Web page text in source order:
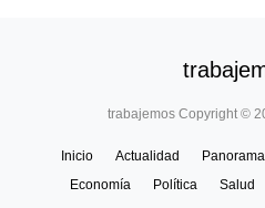
trabajemos Copyright ©
Inicio Actualidad
Economía
Política Salud